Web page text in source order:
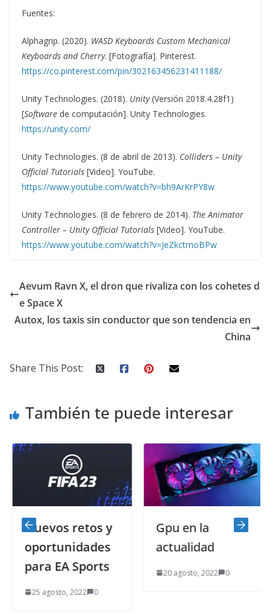
Fuentes:
Alphagrip. (2020). WASD Keyboards Custom Mechanical
Keyboards and Cherry. [Fotografía]. Pinterest.
https://co.pinterest.com/pin/302163456231411188/
Unity Technologies. (2018). Unity(Versión 2018.4.28f1)
[Software de computación]. Unity Technologies.
https://unity.com/
Unity Technologies. (8 de abril de 2013). Colliders – Unity
Official Tutorials [Video]. YouTube.
https://www.youtube.com/watch?v=bh9ArKrPY8w
Unity Technologies. (8 de febrero de 2014). The Animator
Controller – Unity Official Tutorials [Video]. YouTube.
https://www.youtube.com/watch?v=JeZkctmoBPw
Aevum Ravn X, el dron que rivaliza con los cohetes d
e Space X
Autox, los taxis sin conductor que son tendencia en
China
Share This Post:
También te puede interesar
Nuevos retos y
oportunidades
para EA Sports
25 agosto, 2022 0
Gpu en la
actualidad
20 agosto, 2022 0